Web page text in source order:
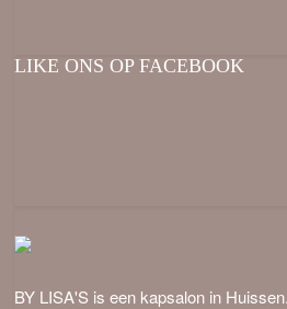
LIKE ONS OP FACEBOOK
BY LISA'S is een kapsalon in